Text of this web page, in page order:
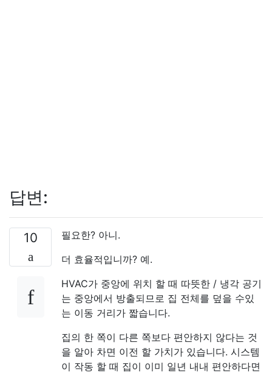
답변:
10
필요한? 아니.
더 효율적입니까? 예.
HVAC가 중앙에 위치 할 때 따뜻한 / 냉각 공기
는 중앙에서 방출되므로 집 전체를 덮을 수있
는 이동 거리가 짧습니다.
집의 한 쪽이 다른 쪽보다 편안하지 않다는 것
을 알아 차면 이전 할 가치가 있습니다. 시스템
이 작동 할 때 집이 이미 일년 내내 편안하다면